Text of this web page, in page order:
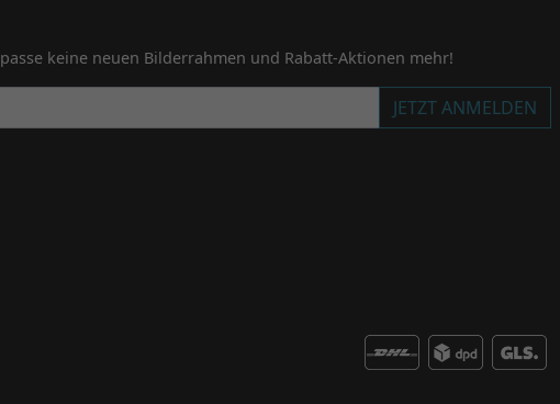
keine neuen Bilderrahmen und Rabatt-Aktionen mehr!
JETZT ANMELDEN